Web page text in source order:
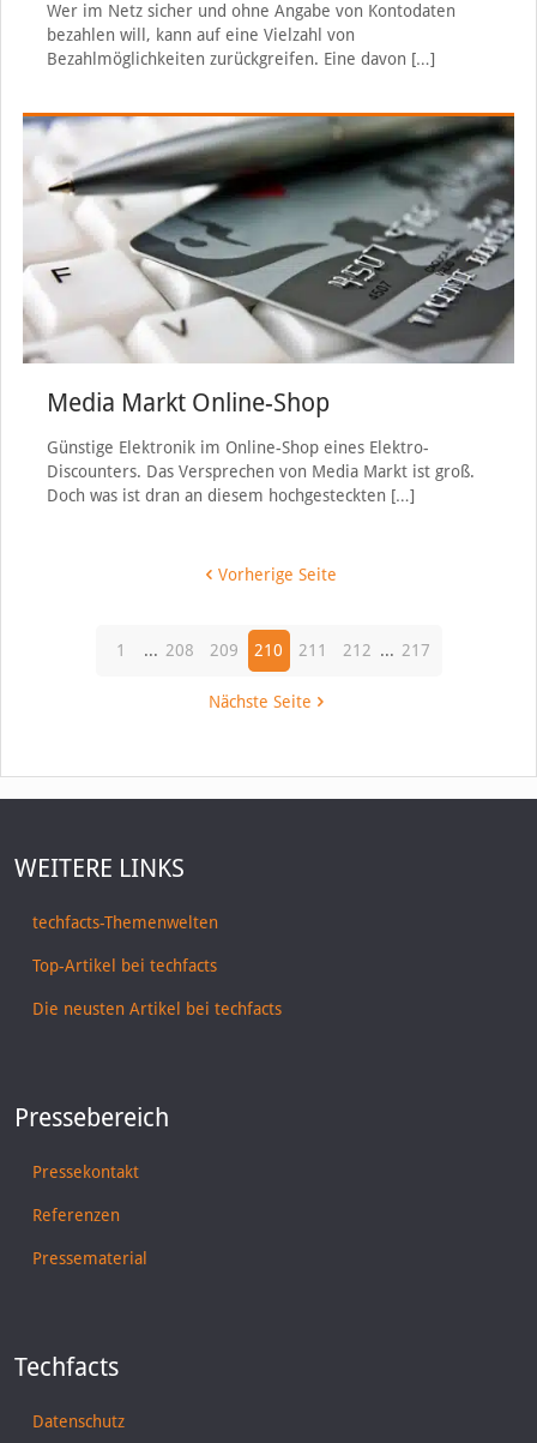
Wer im Netz sicher und ohne Angabe von Kontodaten
bezahlen will, kann auf eine Vielzahl von
Bezahlmöglichkeiten zurückgreifen. Eine davon […]
Media Markt Online-Shop
Günstige Elektronik im Online-Shop eines Elektro-
Discounters. Das Versprechen von Media Markt ist groß.
Doch was ist dran an diesem hochgesteckten […]
Vorherige Seite
1 ... 208 209 210 211 212 ... 217
Nächste Seite
WEITERE LINKS
techfacts-Themenwelten
Top-Artikel bei techfacts
Die neusten Artikel bei techfacts
Pressebereich
Pressekontakt
Referenzen
Pressematerial
Techfacts
Datenschutz